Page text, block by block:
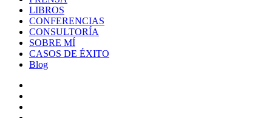
LIBROS
CONFERENCIAS
CONSULTORÍA
SOBRE MÍ
CASOS DE ÉXITO
Blog